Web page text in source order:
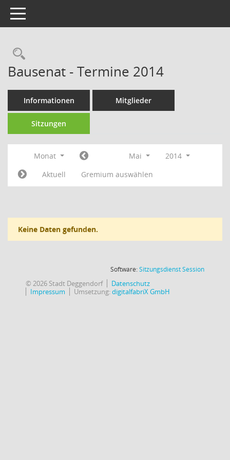
Toggle navigation
Rechercheauswahl
Bausenat - Termine 2014
Informationen Mitglieder
Sitzungen
Monat Mai
2014
Aktuell
Gremium auswählen
Keine Daten gefunden.
Software:SitzungsdienstSession(Wird in
© 2026 Stadt Deggendorf
Datenschutz
Impressum
Umsetzung:digitalfabriX GmbH